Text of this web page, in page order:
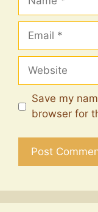
Email
Website
Save my
browser for